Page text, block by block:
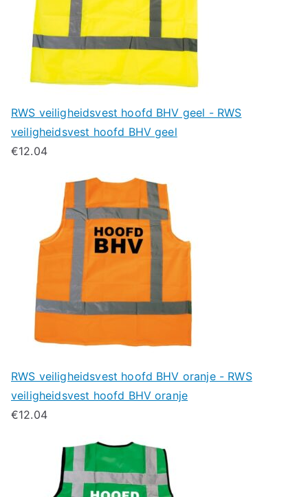
RWS veiligheidsvest hoofd BHV geel - RWS
veiligheidsvest hoofd BHV geel
€12.04
RWS veiligheidsvest hoofd BHV oranje - RWS
veiligheidsvest hoofd BHV oranje
€12.04